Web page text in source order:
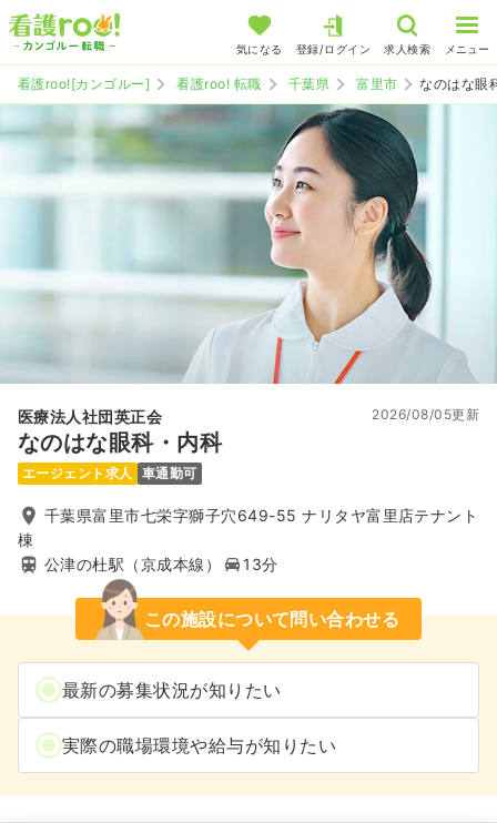
気になる 登録/ログイン 求人検索 メニュー
看護roo![カンゴルー] 看護roo! 転職 千葉県 富里市 なのはな眼
医療法人社団英正会
なのはな眼科・内科
2026/08/05更新
エージェント求人 車通勤可
千葉県富里市七栄字獅子穴649-55 ナリタヤ富里店テナント
棟
公津の杜駅（京成本線）
13分
この施設について問い合わせる
最新の募集状況が知りたい
実際の職場環境や給与が知りたい